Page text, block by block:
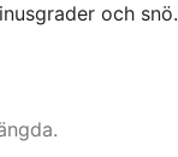
och snö.